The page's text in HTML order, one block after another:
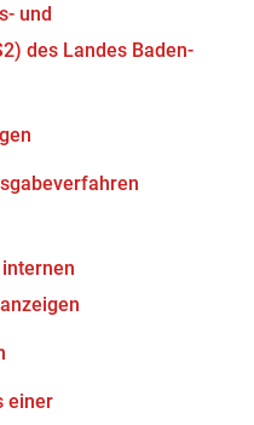
und
des Landes Baden-
einer